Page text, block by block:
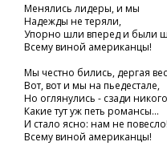
Менялись лидеры, и мы
Надежды не теряли,
Упорно шли вперед и были
Всему виной американцы!
Мы честно бились, дергая
Вот, вот и мы на пьедестале,
Но оглянулись - сзади
Какие тут уж петь романсы...
И стало ясно: нам не повесло!
Всему виной американцы!